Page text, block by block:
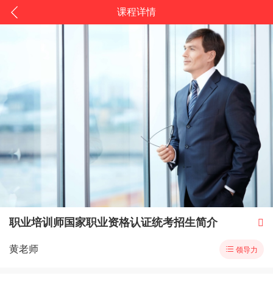
课程详情
职业培训师国家职业资格认证统考招生简介 
黄老师  领导力